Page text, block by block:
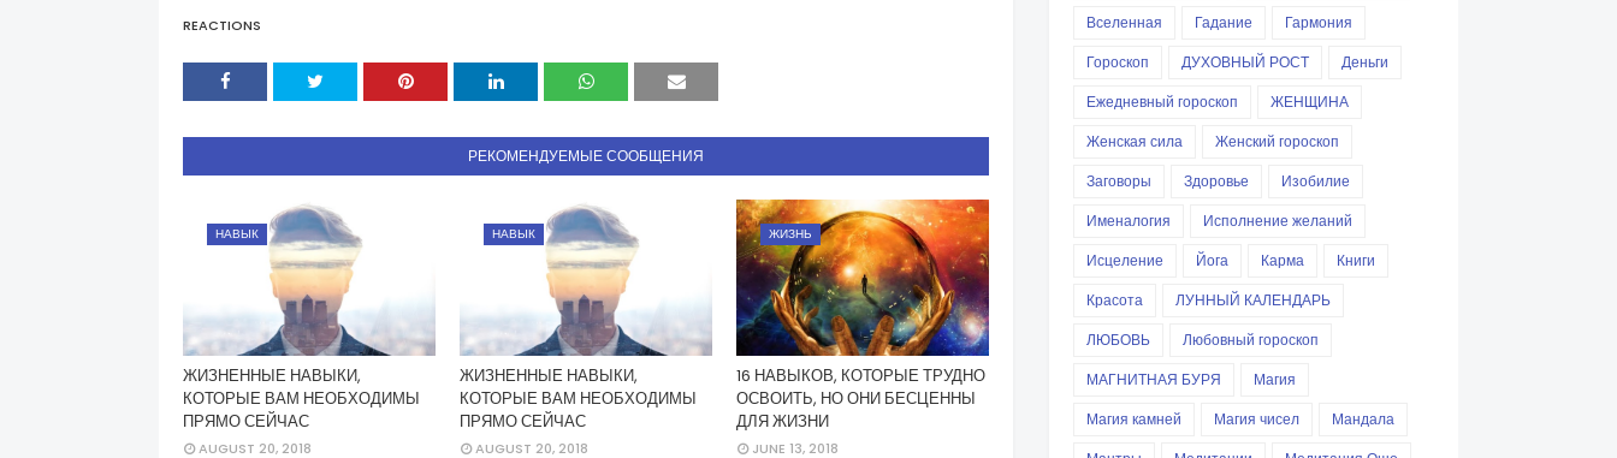
REACTIONS
РЕКОМЕНДУЕМЫЕ СООБЩЕНИЯ
НАВЫК
ЖИЗНЕННЫЕ НАВЫКИ,
КОТОРЫЕ ВАМ НЕОБХОДИМЫ
ПРЯМО СЕЙЧАС
AUGUST 20, 2018
НАВЫК
ЖИЗНЕННЫЕ НАВЫКИ,
КОТОРЫЕ ВАМ НЕОБХОДИМЫ
ПРЯМО СЕЙЧАС
AUGUST 20, 2018
ЖИЗНЬ
16 НАВЫКОВ, КОТОРЫЕ ТРУДНО
ОСВОИТЬ, НО ОНИ БЕСЦЕННЫ
ДЛЯ ЖИЗНИ
JUNE 13, 2018
Вселенная
Гадание
Гармония
Гороскоп
ДУХОВНЫЙ РОСТ
Деньги
Ежедневный гороскоп
ЖЕНЩИНА
Женская сила
Женский гороскоп
Заговоры
Здоровье
Изобилие
Именалогия
Исполнение желаний
Исцеление
Йога Карма
Книги
Красота
ЛУННЫЙ КАЛЕНДАРЬ
ЛЮБОВЬ
Любовный гороскоп
МАГНИТНАЯ БУРЯ
Магия
Магия камней
Магия чисел
Мандала